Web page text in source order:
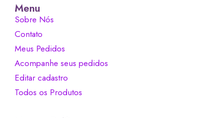
Menu
Sobre Nós
Contato
Meus Pedidos
Acompanhe seus pedidos
Editar cadastro
Todos os Produtos